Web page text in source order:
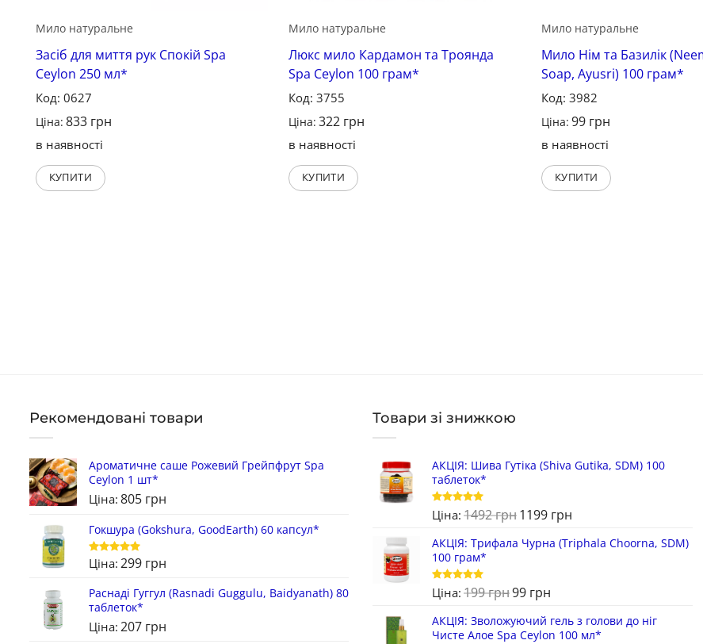
Мило натуральне
Засіб для миття рук Спокій Spa
Ceylon 250 мл*
Код: 0627
Ціна: 833 грн
в наявності
КУПИТИ
Мило натуральне
Люкс мило Кардамон та Троянда
Spa Ceylon 100 грам*
Код: 3755
Ціна: 322 грн
в наявності
КУПИТИ
Мило натуральне
Мило Нім та Базилік
Soap, Ayusri) 100 грам*
Код: 3982
Ціна: 99 грн
в наявності
КУПИТИ
Рекомендовані товари
Ароматичне саше Рожевий Грейпфрут Spa
Ceylon 1 шт*
Ціна: 805 грн
Гокшура (Gokshura, GoodEarth) 60 капсул*
Оцінено в
з 5
Ціна: 299 грн
Раснаді Гуггул (Rasnadi Guggulu, Baidyanath) 80
таблеток*
Ціна: 207 грн
Товари зі знижкою
АКЦІЯ: Шива Гутіка (Shiva Gutika, SDM) 100
таблеток*
Оцінено в
5з 5
Ціна: 1492грн1199 грн
АКЦІЯ: Трифала Чурна (Triphala Choorna, SDM)
100 грам*
Оцінено в
5з 5
Ціна: 199грн99 грн
АКЦІЯ: Зволожуючий гель з голови до ніг
Чисте Алое Spa Ceylon 100 мл*